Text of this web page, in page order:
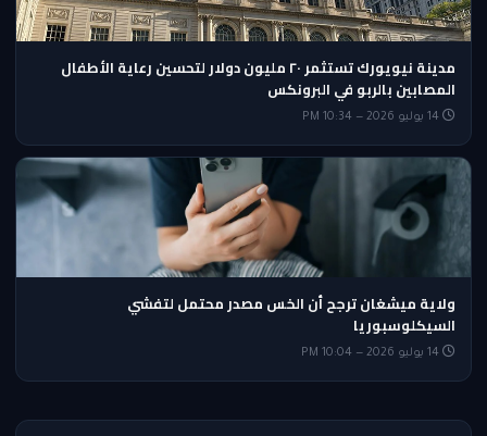
مدينة نيويورك تستثمر ٢٠ مليون دولار لتحسين رعاية الأطفال
المصابين بالربو في البرونكس
ولاية ميشغان ترجح أن الخس مصدر محتمل لتفشي
السيكلوسبوريا